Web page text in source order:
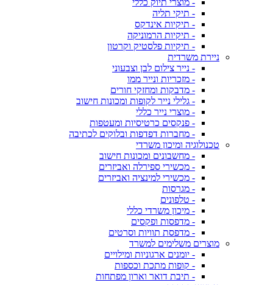
- מוצרי תיוק כללי
- תיקי תליה
- תיקיות אינדקס
- תיקיות הרמוניקה
- תיקיות פלסטיק וקרטון
ניירת משרדית
- נייר צילום לבן וצבעוני
- מזכריות ונייר ממו
- מדבקות ומחזקי חורים
- גלילי נייר לקופות ומכונות חישוב
- מוצרי נייר כללי
- פנקסים כרטיסיות ומעטפות
- מחברות דפדפות ובלוקים לכתיבה
טכנולוגיה ומיכון משרדי
- מחשבונים ומכונות חישוב
- מכשירי ספירלה ואביזרים
- מכשירי למינציה ואביזרים
- מגרסות
- טלפונים
- מיכון משרדי כללי
- מדפסות ופקסים
- מדפסת תוויות וסרטים
מוצרים משלימים למשרד
- יומנים ארגוניות ומילויים
- קופות מתכת וכספות
- תיבת דואר וארון מפתחות